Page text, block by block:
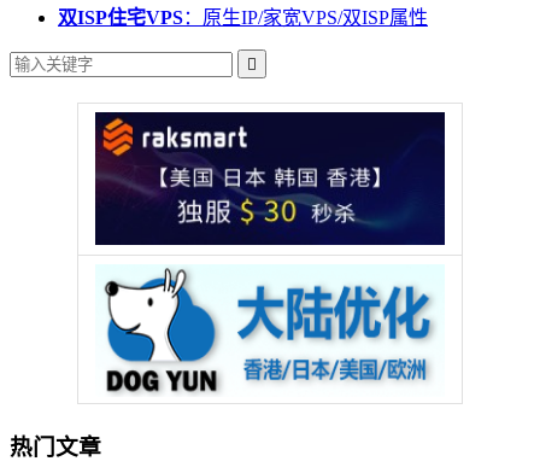
双ISP住宅VPS：原生IP/家宽VPS/双ISP属性

热门文章